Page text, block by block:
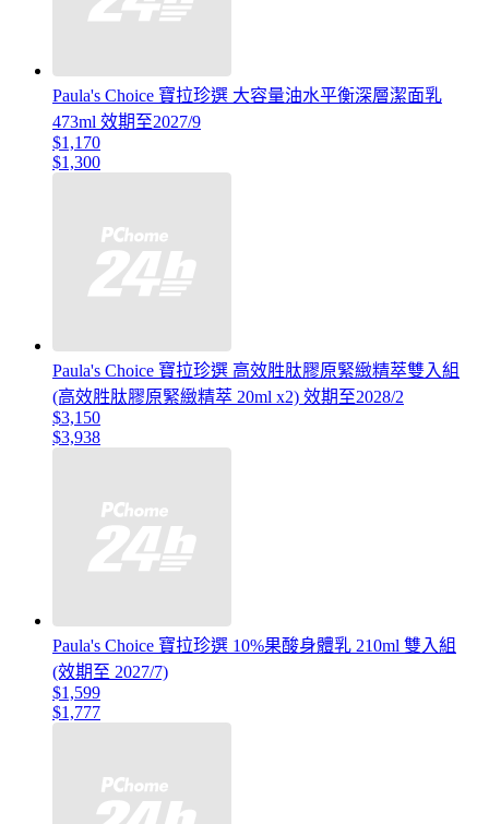
Paula's Choice 寶拉珍選 大容量油水平衡深層潔面乳
473ml 效期至2027/9
$1,170
$1,300
Paula's Choice 寶拉珍選 高效胜肽膠原緊緻精萃雙入組
(高效胜肽膠原緊緻精萃 20ml x2) 效期至2028/2
$3,150
$3,938
Paula's Choice 寶拉珍選 10%果酸身體乳 210ml 雙入組
(效期至 2027/7)
$1,599
$1,777